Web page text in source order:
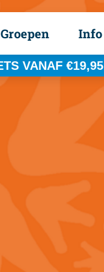
Groepen Info
VANAF €19,95